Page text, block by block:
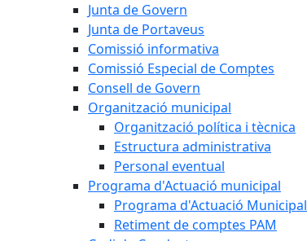
Junta de Govern
Junta de Portaveus
Comissió informativa
Comissió Especial de Comptes
Consell de Govern
Organització municipal
Organització política i tècnica
Estructura administrativa
Personal eventual
Programa d'Actuació municipal
Programa d'Actuació Municipal
Retiment de comptes PAM